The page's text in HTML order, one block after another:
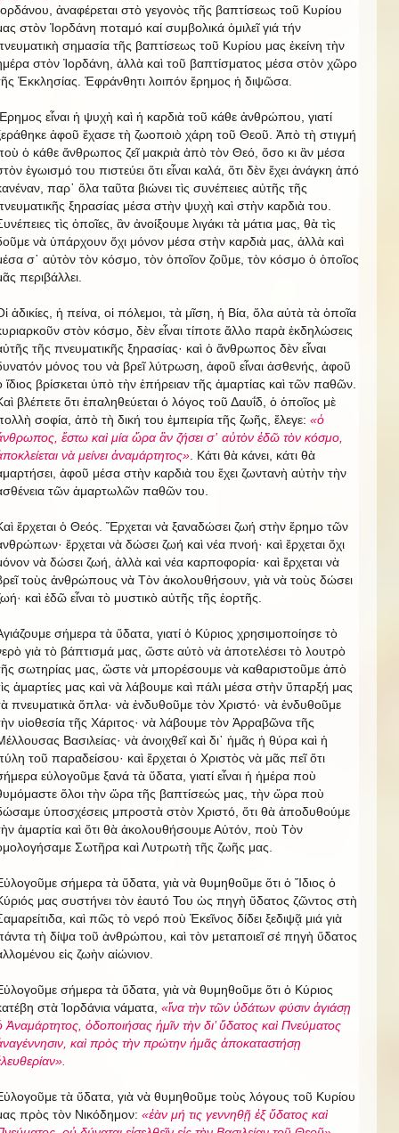
ἀναφέρεται στὸ γεγονὸς τῆς βαπτίσεως τοῦ Κυρίου
στὸν Ἰορδάνη ποταμό καί συμβολικά ὁμιλεῖ γιά τήν
σημασία τῆς βαπτίσεως τοῦ Κυρίου μας ἐκείνη τὴν
στὸν Ἰορδάνη, ἀλλὰ καὶ τοῦ βαπτίσματος μέσα στὸν χῶρο
Ἐκκλησίας. Ἐφράνθητι λοιπόν ἔρημος ἡ διψῶσα.
εἶναι ἡ ψυχὴ καὶ ἡ καρδιὰ τοῦ κάθε ἀνθρώπου, γιατί
ἀφοῦ ἔχασε τὴ ζωοποιὸ χάρη τοῦ Θεοῦ. Ἀπὸ τὴ στιγμή
ὁ κάθε ἄνθρωπος ζεῖ μακριὰ ἀπὸ τὸν Θεό, ὅσο κι ἂν μέσα
ἐγωισμό του πιστεύει ὅτι εἶναι καλά, ὅτι δὲν ἔχει ἀνάγκη ἀπό
παρ᾿ ὅλα ταῦτα βιώνει τὶς συνέπειες αὐτῆς τῆς
ξηρασίας μέσα στὴν ψυχὴ καὶ στὴν καρδιὰ του.
τὶς ὁποῖες, ἂν ἀνοίξουμε λιγάκι τὰ μάτια μας, θὰ τὶς
νὰ ὑπάρχουν ὄχι μόνον μέσα στὴν καρδιὰ μας, ἀλλὰ καὶ
σ᾿ αὐτὸν τὸν κόσμο, τὸν ὁποῖον ζοῦμε, τὸν κόσμο ὁ ὁποῖος
περιβάλλει.
ἀδικίες, ἡ πείνα, οἱ πόλεμοι, τὰ μῖση, ἡ Βία, ὅλα αὐτὰ τὰ ὁποῖα
στὸν κόσμο, δὲν εἶναι τίποτε ἄλλο παρὰ ἐκδηλώσεις
τῆς πνευματικῆς ξηρασίας· καὶ ὁ ἄνθρωπος δὲν εἶναι
μόνος του νὰ βρεῖ λύτρωση, ἀφοῦ εἶναι ἀσθενής, ἀφοῦ
ἴδιος βρίσκεται ὑπὸ τὴν ἐπήρειαν τῆς ἁμαρτίας καὶ τῶν παθῶν.
βλέπετε ὅτι ἐπαληθεύεται ὁ λόγος τοῦ Δαυΐδ, ὁ ὁποῖος μὲ
σοφία, ἀπὸ τὴ δική του ἐμπειρία τῆς ζωῆς, ἔλεγε: «ὁ
ἔστω καὶ μία ὥρα ἂν ζήσει σ᾿ αὐτὸν ἐδῶ τὸν κόσμο,
νὰ μείνει ἀναμάρτητος» . Κάτι θὰ κάνει, κάτι θὰ
ἀφοῦ μέσα στὴν καρδιὰ του ἔχει ζωντανὴ αὐτὴν τὴν
τῶν ἁμαρτωλῶν παθῶν του.
ἔρχεται ὁ Θεός. Ἔρχεται νὰ ξαναδώσει ζωή στὴν ἔρημο τῶν
ἔρχεται νὰ δώσει ζωή καὶ νέα πνοή· καὶ ἔρχεται ὄχι
νὰ δώσει ζωή, ἀλλὰ καὶ νέα καρποφορία· καὶ ἔρχεται νὰ
τοὺς ἀνθρώπους νὰ Τὸν ἀκολουθήσουν, γιὰ νὰ τοὺς δώσει
καὶ ἐδῶ εἶναι τὸ μυστικὸ αὐτῆς τῆς ἑορτῆς.
σήμερα τὰ ὕδατα, γιατί ὁ Κύριος χρησιμοποίησε τὸ
γιὰ τὸ βάπτισμά μας, ὥστε αὐτὸ νὰ ἀποτελέσει τὸ λουτρὸ
σωτηρίας μας, ὥστε νὰ μπορέσουμε νὰ καθαριστοῦμε ἀπὸ
ἁμαρτίες μας καὶ νὰ λάβουμε καὶ πάλι μέσα στὴν ὕπαρξή μας
πνευματικὰ ὅπλα· νὰ ἐνδυθοῦμε τὸν Χριστό· νὰ ἐνδυθοῦμε
υἱοθεσία τῆς Χάριτος· νὰ λάβουμε τὸν Ἀρραβῶνα τῆς
Βασιλείας· νὰ ἀνοιχθεῖ καὶ δι᾿ ἡμᾶς ἡ θύρα καὶ ἡ
τοῦ παραδείσου· καὶ ἔρχεται ὁ Χριστὸς νὰ μᾶς πεῖ ὅτι
εὐλογοῦμε ξανά τὰ ὕδατα, γιατί εἶναι ἡ ἡμέρα ποὺ
ὅλοι τὴν ὥρα τῆς βαπτίσεώς μας, τὴν ὥρα ποὺ
ὑποσχέσεις μπροστὰ στὸν Χριστό, ὅτι θὰ ἀποδυθούμε
ἁμαρτία καὶ ὅτι θὰ ἀκολουθήσουμε Αὐτόν, ποὺ Τὸν
Σωτῆρα καὶ Λυτρωτὴ τῆς ζωῆς μας.
σήμερα τὰ ὕδατα, γιὰ νὰ θυμηθοῦμε ὅτι ὁ Ἴδιος ὁ
μας συστήνει τὸν ἑαυτό Του ὡς πηγὴ ὕδατος ζῶντος στὴ
καὶ πῶς τὸ νερό ποὺ Ἐκεῖνος δίδει ξεδιψᾷ μιά γιὰ
τὴ δίψα τοῦ ἀνθρώπου, καὶ τὸν μεταποιεῖ σέ πηγὴ ὕδατος
εἰς ζωὴν αἰώνιον.
σήμερα τὰ ὕδατα, γιὰ νὰ θυμηθοῦμε ὅτι ὁ Κύριος
στὰ Ἰορδάνια νάματα, «ἵνα τὴν τῶν ὑδάτων φύσιν ἀγιάσῃ
Ἀναμάρτητος, ὁδοποιήσας ἡμῖν τὴν δι’ ὕδατος καὶ Πνεύματος
καὶ πρὸς τὴν πρώτην ἡμᾶς ἀποκαταστήσῃ
τὰ ὕδατα, γιὰ νὰ θυμηθοῦμε τοὺς λόγους τοῦ Κυρίου
πρὸς τὸν Νικόδημον: «ἐὰν μή τις γεννηθῇ ἐξ ὕδατος καὶ